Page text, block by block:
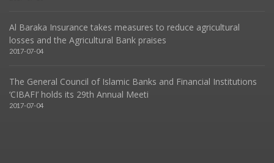
Al Baraka Insurance takes measures to reduce agricultural
losses and the Agricultural Bank praises
2017-07-04
The General Council of Islamic Banks and Financial Institutions
‘CIBAFI’ holds its 29th Annual Meeti
2017-07-04